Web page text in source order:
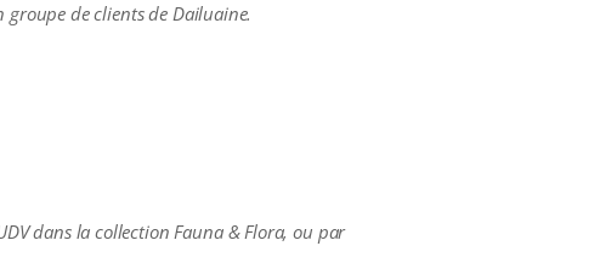
groupe de clients de Dailuaine.
dans la collection Fauna & Flora, ou par